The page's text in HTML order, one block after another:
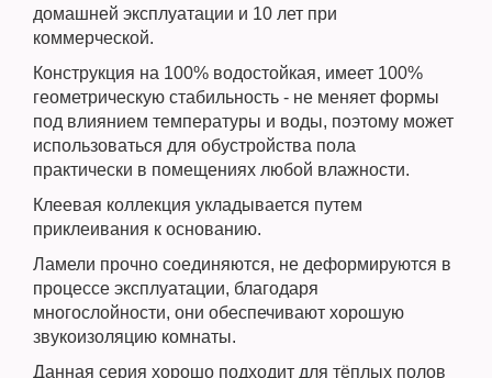
домашней эксплуатации и 10 лет при
коммерческой.
Конструкция на 100% водостойкая, имеет 100%
геометрическую стабильность - не меняет формы
под влиянием температуры и воды, поэтому может
использоваться для обустройства пола
практически в помещениях любой влажности.
Клеевая коллекция укладывается путем
приклеивания к основанию.
Ламели прочно соединяются, не деформируются в
процессе эксплуатации, благодаря
многослойности, они обеспечивают хорошую
звукоизоляцию комнаты.
Данная серия хорошо подходит для тёплых полов